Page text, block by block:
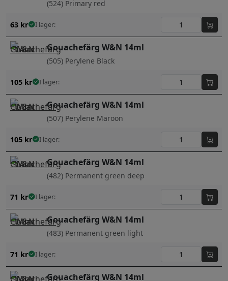
(524) Primary red
63 kr I lager:
Gouachefärg W&N 14ml
(505) Perylene Black
105 kr I lager:
Gouachefärg W&N 14ml
(507) Perylene Maroon
105 kr I lager:
Gouachefärg W&N 14ml
(482) Permanent green deep
71 kr I lager:
Gouachefärg W&N 14ml
(483) Permanent green light
71 kr I lager:
Gouachefärg W&N 14ml